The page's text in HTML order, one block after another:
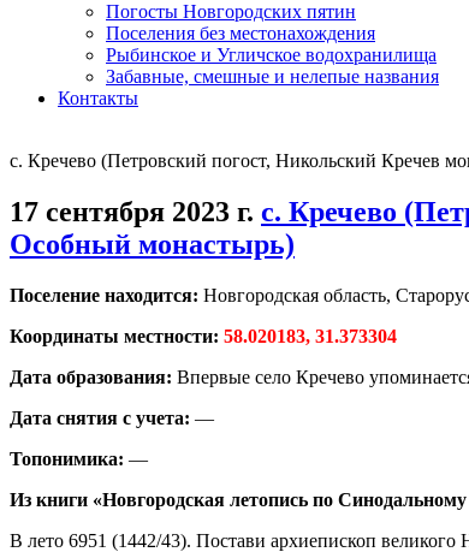
Погосты Новгородских пятин
Поселения без местонахождения
Рыбинское и Угличское водохранилища
Забавные, смешные и нелепые названия
Контакты
с. Кречево (Петровский погост, Никольский Кречев
17 сентября 2023 г. с. Кречево
Особный монастырь)
Поселение находится: Новгородская область,
Координаты местности: 58.020183, 31.373304
Дата образования: Впервые село Кречево
Дата снятия с учета: —
Топонимика: —
Из книги «Новгородская летопись по
В лето 6951 (1442/43). Постави архиепископ великого